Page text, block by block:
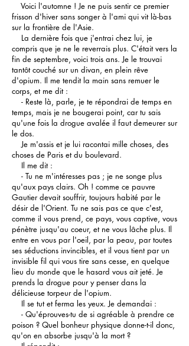
Voici l'automne ! Je ne puis sentir ce premier
frisson d'hiver sans songer à l'ami qui vit là-bas
sur la frontière de l'Asie.
La dernière fois que j'entrai chez lui, je
compris que je ne le reverrais plus. C'était vers la
fin de septembre, voici trois ans. Je le trouvai
tantôt couché sur un divan, en plein rêve
d'opium. Il me tendit la main sans remuer le
corps, et me dit :
- Reste là, parle, je te répondrai de temps en
temps, mais je ne bougerai point, car tu sais
qu'une fois la drogue avalée il faut demeurer sur
le dos.
Je m'assis et je lui racontai mille choses, des
choses de Paris et du boulevard.
Il me dit :
- Tu ne m'intéresses pas ; je ne songe plus
qu'aux pays clairs. Oh ! comme ce pauvre
Gautier devait souffrir, toujours habité par le
désir de l'Orient. Tu ne sais pas ce que c'est,
comme il vous prend, ce pays, vous captive, vous
pénètre jusqu'au coeur, et ne vous lâche plus. Il
entre en vous par l'oeil, par la peau, par toutes
ses séductions invincibles, et il vous tient par un
invisible fil qui vous tire sans cesse, en quelque
lieu du monde que le hasard vous ait jeté. Je
prends la drogue pour y penser dans la
délicieuse torpeur de l'opium.
Il se tut et ferma les yeux. Je demandai :
- Qu'éprouves-tu de si agréable à prendre ce
poison ? Quel bonheur physique donne-t-il donc,
qu'on en absorbe jusqu'à la mort ?